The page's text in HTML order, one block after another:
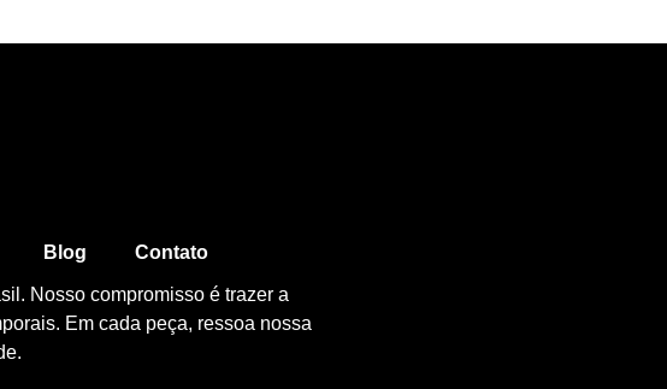
Blog Contato
Nosso compromisso é trazer a
Em cada peça, ressoa nossa